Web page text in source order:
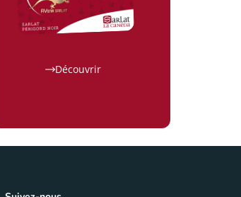
Navette Estivale 2026
Découvrir